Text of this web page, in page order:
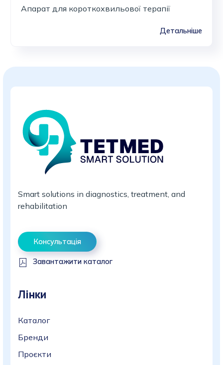
Апарат для короткохвильової терапії
Детальніше
Smart solutions in diagnostics, treatment, and
rehabilitation
Консультація
Завантажити каталог
Лінки
Каталог
Бренди
Проєкти